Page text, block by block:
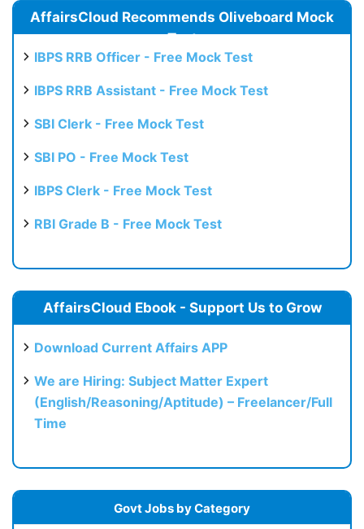
AffairsCloud Recommends Oliveboard Mock
Test
IBPS RRB Officer - Free Mock Test
IBPS RRB Assistant - Free Mock Test
SBI Clerk - Free Mock Test
SBI PO - Free Mock Test
IBPS Clerk - Free Mock Test
RBI Grade B - Free Mock Test
AffairsCloud Ebook - Support Us to Grow
Download Current Affairs APP
We are Hiring: Subject Matter Expert
(English/Reasoning/Aptitude) – Freelancer/Full
Time
Govt Jobs by Category